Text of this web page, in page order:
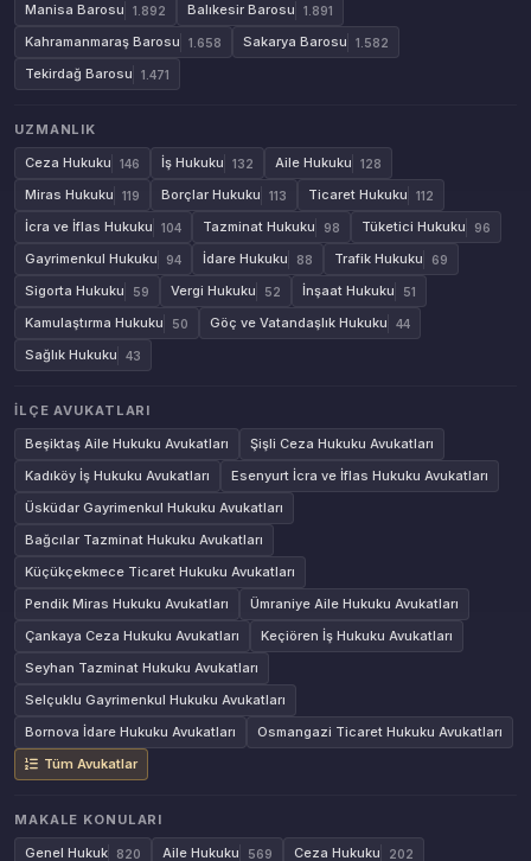
Manisa Barosu 1.892 Balıkesir Barosu 1.891
Kahramanmaraş Barosu 1.658 Sakarya Barosu 1.582
Tekirdağ Barosu 1.471
UZMANLIK
Ceza Hukuku
146 İş Hukuku 132 Aile Hukuku 128
Miras Hukuku 119 Borçlar Hukuku 113 Ticaret Hukuku 112
İcra ve İflas Hukuku 104 Tazminat Hukuku 98 Tüketici Hukuku 96
Gayrimenkul Hukuku 94 İdare Hukuku 88 Trafik Hukuku 69
Sigorta Hukuku 59 Vergi Hukuku 52 İnşaat Hukuku 51
Kamulaştırma Hukuku 50 Göç ve Vatandaşlık Hukuku 44
Sağlık Hukuku 43
İLÇE AVUKATLARI
Beşiktaş Aile Hukuku Avukatları
Şişli Ceza Hukuku Avukatları
Kadıköy İş Hukuku Avukatları
Esenyurt İcra ve İflas Hukuku Avukatları
Üsküdar Gayrimenkul Hukuku Avukatları
Bağcılar Tazminat Hukuku Avukatları
Küçükçekmece Ticaret Hukuku Avukatları
Pendik Miras Hukuku Avukatları
Ümraniye Aile Hukuku Avukatları
Çankaya Ceza Hukuku Avukatları
Keçiören İş Hukuku Avukatları
Seyhan Tazminat Hukuku Avukatları
Selçuklu Gayrimenkul Hukuku Avukatları
Bornova İdare Hukuku Avukatları
Osmangazi Ticaret Hukuku Avukatları
Tüm Avukatlar
MAKALE KONULARI
Genel Hukuk
820 Aile Hukuku 569 Ceza Hukuku 202